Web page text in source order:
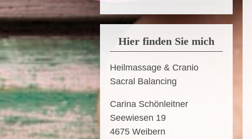
Hier finden Sie mich
Heilmassage & Cranio
Sacral Balancing
Carina Schönleitner
Seewiesen 19
4675 Weibern